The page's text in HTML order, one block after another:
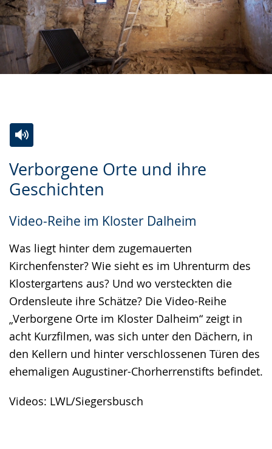
Verborgene Orte und ihre
Geschichten
Video-Reihe im Kloster Dalheim
Was liegt hinter dem zugemauerten
Kirchenfenster? Wie sieht es im Uhrenturm des
Klostergartens aus? Und wo versteckten die
Ordensleute ihre Schätze? Die Video-Reihe
„Verborgene Orte im Kloster Dalheim“ zeigt in
acht Kurzfilmen, was sich unter den Dächern, in
den Kellern und hinter verschlossenen Türen des
ehemaligen Augustiner-Chorherrenstifts befindet.
Videos: LWL/Siegersbusch
Leichten
Sprache
Audio-
Unterstützung.
Video
in
Gebärdensprache
wird
angezeigt.